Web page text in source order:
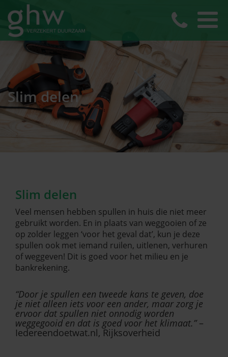
Slim delen
Slim delen
Veel mensen hebben spullen in huis die niet meer
gebruikt worden. En in plaats van weggooien of ze
op zolder leggen ‘voor het geval dat’, kun je deze
spullen ook met iemand ruilen, uitlenen, verhuren
of weggeven! Dit is goed voor het milieu en je
bankrekening.
“Door je spullen een tweede kans te geven, doe
je niet alleen iets voor een ander, maar zorg je
ervoor dat spullen niet onnodig worden
weggegooid en dat is goed voor het klimaat.”–
Iedereendoetwat.nl, Rijksoverheid